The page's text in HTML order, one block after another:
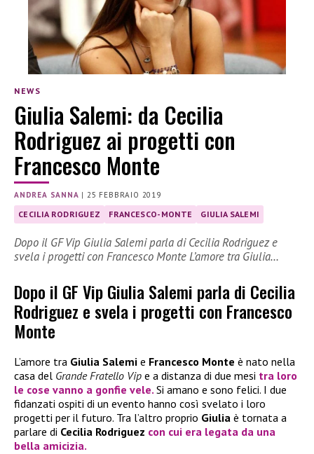
NEWS
Giulia Salemi: da Cecilia
Rodriguez ai progetti con
Francesco Monte
ANDREA SANNA |25 FEBBRAIO 2019
CECILIA RODRIGUEZ FRANCESCO-MONTE GIULIA SALEMI
Dopo il GF Vip Giulia Salemi parla di Cecilia Rodriguez e
svela i progetti con Francesco Monte L’amore tra Giulia…
Dopo il GF Vip Giulia Salemi parla di Cecilia
Rodriguez e svela i progetti con Francesco
Monte
L’amore tra Giulia Salemi e Francesco Monte è nato nella
casa del Grande Fratello Vip e a distanza di due mesi tra loro
le cose vanno a gonfie vele. Si amano e sono felici. I due
fidanzati ospiti di un evento hanno così svelato i loro
progetti per il futuro. Tra l’altro proprio Giulia è tornata a
parlare di Cecilia Rodriguez con cui era legata da una
bella amicizia.